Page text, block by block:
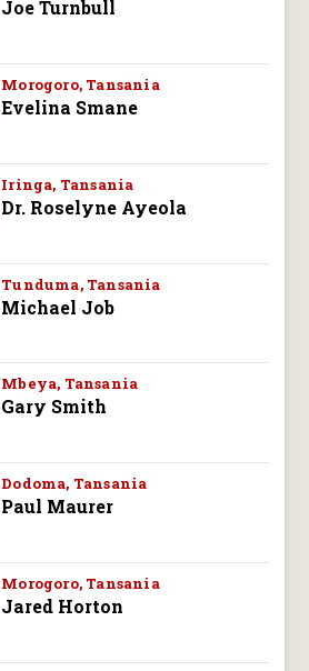
Joe Turnbull
Morogoro, Tansania
Evelina Smane
Iringa, Tansania
Dr. Roselyne Ayeola
Tunduma, Tansania
Michael Job
Mbeya, Tansania
Gary Smith
Dodoma, Tansania
Paul Maurer
Morogoro, Tansania
Jared Horton